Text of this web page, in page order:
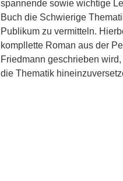
spannende sowie wichtige
Buch die Schwierige
Publikum zu vermitteln.
kompllette Roman aus der
Friedmann geschrieben
die Thematik